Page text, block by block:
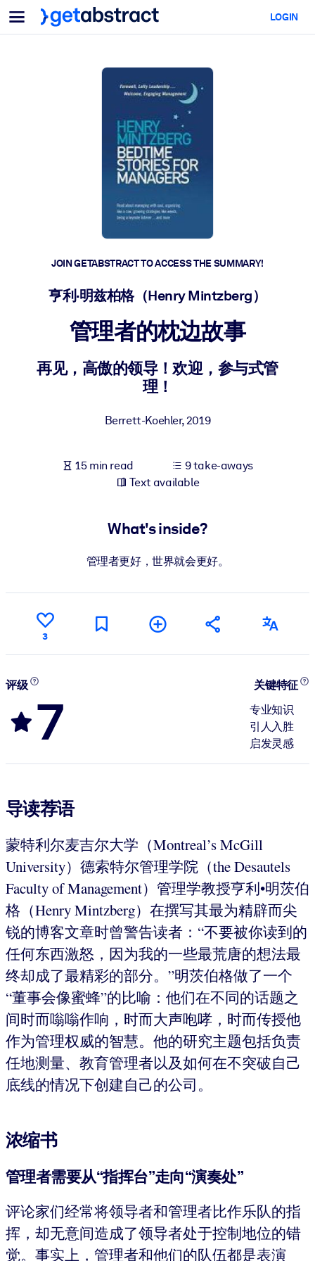
Menu
For Teams & Leaders
Equip your employees with critical AI skills.
Leadership Development
Prepare your leaders for the next era of work.
Collaborative Learning
Make it easy for teams to learn together, solve real problems, and
Build a healthier, more resilient workforce.
For LMS/LXP
Bring bite-sized, verified knowledge into your LMS/LXP for
For Corporate Libraries
knowledge.
For AI Systems
LOGIN
JOIN GETABSTRACT TO ACCESS THE SUMMARY!
亨利·明兹柏格（Henry Mintzberg）
管理者的枕边故事
再见，高傲的领导！欢迎，参与式管
理！
Berrett-Koehler,2019
15 min read
9 take-aways
Text available
What's inside?
管理者更好，世界就会更好。
3
评级
7
关键特征
专业知识
引人入胜
启发灵感
导读荐语
蒙特利尔麦吉尔大学（Montreal’s McGill
University）德索特尔管理学院（the Desautels
Faculty of Management）管理学教授亨利•明茨伯
格（Henry Mintzberg）在撰写其最为精辟而尖
锐的博客文章时曾警告读者：“不要被你读到的
任何东西激怒，因为我的一些最荒唐的想法最
终却成了最精彩的部分。”明茨伯格做了一个
“董事会像蜜蜂”的比喻：他们在不同的话题之
间时而嗡嗡作响，时而大声咆哮，时而传授他
作为管理权威的智慧。他的研究主题包括负责
任地测量、教育管理者以及如何在不突破自己
底线的情况下创建自己的公司。
浓缩书
管理者需要从“指挥台”走向“演奏处”
评论家们经常将领导者和管理者比作乐队的指
挥，却无意间造成了领导者处于控制地位的错
觉。事实上，管理者和他们的队伍都是表演